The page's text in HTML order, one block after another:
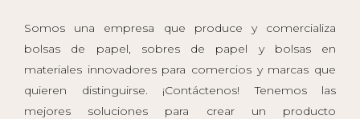
Somos una empresa que produce y comercializa
bolsas de papel, sobres de papel y bolsas en
materiales innovadores para comercios y marcas que
quieren distinguirse. ¡Contáctenos! Tenemos las
mejores soluciones para crear un producto